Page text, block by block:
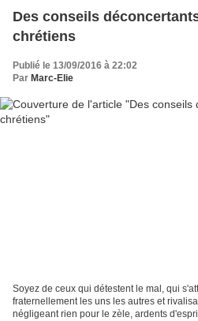
Des conseils
chrétiens
Publié le 13/09/2016 à 22:02
Par Marc-Elie
Soyez de ceux qui détestent le mal, qui
fraternellement les uns les autres et
négligeant rien pour le zèle, ardents